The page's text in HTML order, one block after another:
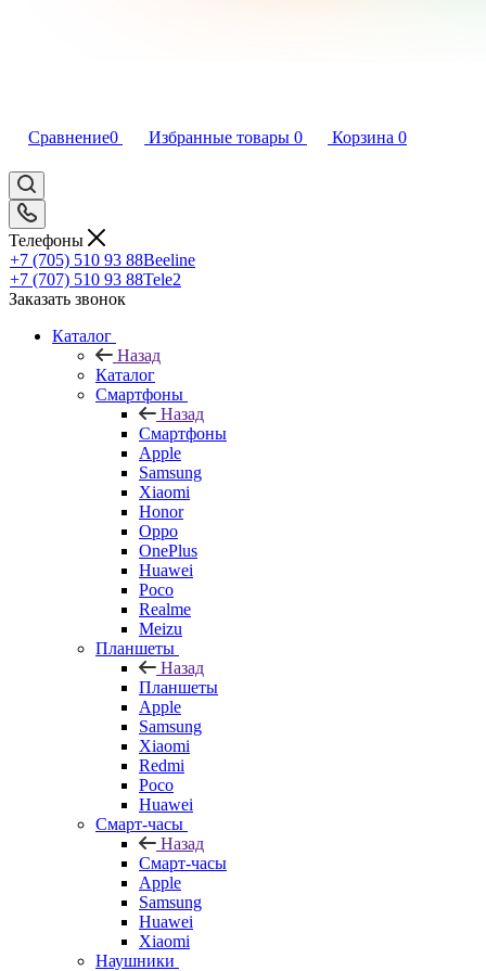
Сравнение0 Избранные товары 0 Корзина 0
Телефоны
+7 (705) 510 93 88Beeline
+7 (707) 510 93 88Tele2
Заказать звонок
Каталог
Назад
Каталог
Смартфоны
Назад
Смартфоны
Apple
Samsung
Xiaomi
Honor
Oppo
OnePlus
Huawei
Poco
Realme
Meizu
Планшеты
Назад
Планшеты
Apple
Samsung
Xiaomi
Redmi
Poco
Huawei
Смарт-часы
Назад
Смарт-часы
Apple
Samsung
Huawei
Xiaomi
Наушники